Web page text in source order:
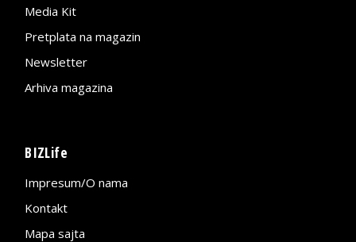
Media Kit
Pretplata na magazin
Newsletter
Arhiva magazina
BIZLife
Impresum/O nama
Kontakt
Mapa sajta